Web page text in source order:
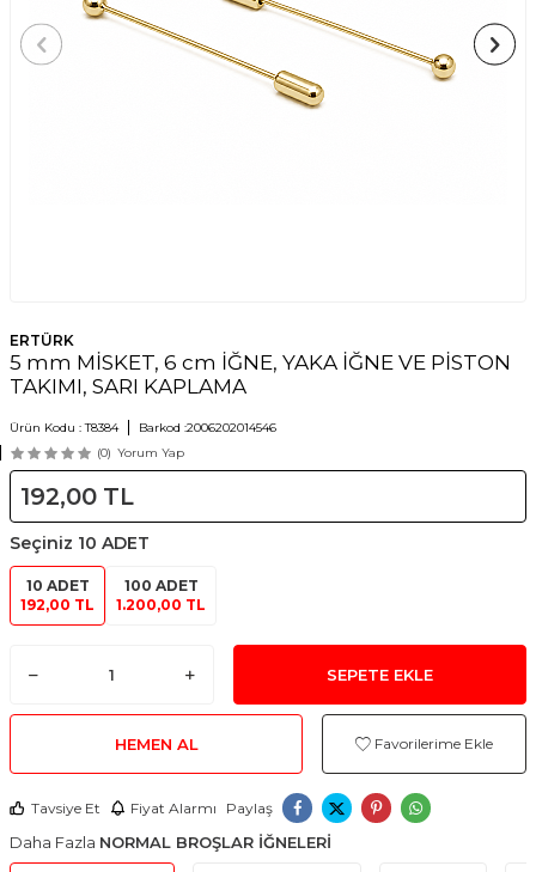
ERTÜRK
5 mm MİSKET, 6 cm İĞNE, YAKA İĞNE VE PİSTON
TAKIMI, SARI KAPLAMA
Ürün Kodu :T8384 Barkod :2006202014546
(0) Yorum Yap
192,00 TL
Seçiniz 10 ADET
10 ADET
192,00 TL
100 ADET
1.200,00 TL
SEPETE EKLE
HEMEN AL Favorilerime Ekle
Tavsiye Et Fiyat Alarmı Paylaş
Daha Fazla NORMAL BROŞLAR İĞNELERİ